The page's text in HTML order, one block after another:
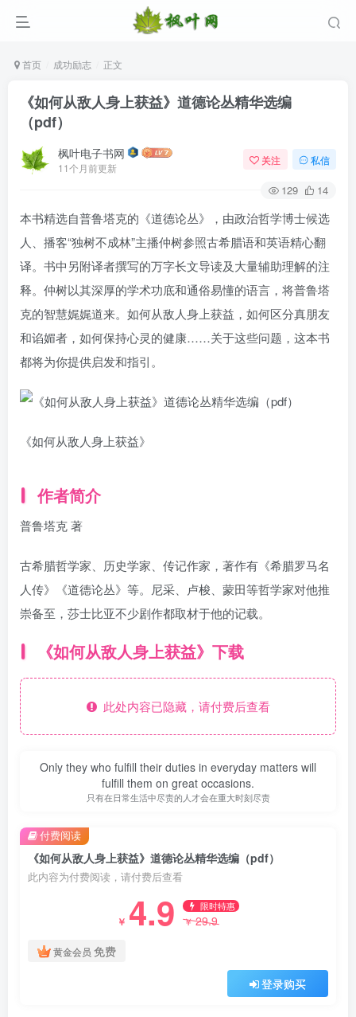
首页 成功励志 正文
《如何从敌人身上获益》道德论丛精华选编
（pdf）
枫叶电子书网
11个月前更新
关注 私信
129 14
本书精选自普鲁塔克的《道德论丛》，由政治哲学博士候选
人、播客“独树不成林”主播仲树参照古希腊语和英语精心翻
译。书中另附译者撰写的万字长文导读及大量辅助理解的注
释。仲树以其深厚的学术功底和通俗易懂的语言，将普鲁塔
克的智慧娓娓道来。如何从敌人身上获益，如何区分真朋友
和谄媚者，如何保持心灵的健康……关于这些问题，这本书
都将为你提供启发和指引。
《如何从敌人身上获益》
作者简介
普鲁塔克 著
古希腊哲学家、历史学家、传记作家，著作有《希腊罗马名
人传》《道德论丛》等。尼采、卢梭、蒙田等哲学家对他推
崇备至，莎士比亚不少剧作都取材于他的记载。
《如何从敌人身上获益》下载
此处内容已隐藏，请付费后查看
Only they who fulfill their duties in everyday matters will
fulfill them on great occasions.
只有在日常生活中尽责的人才会在重大时刻尽责
《如何从敌人身上获益》道德论丛精华选编（pdf）
此内容为付费阅读，请付费后查看
￥ 4.9 限时特惠
￥29.9
黄金会员 免费
登录购买
付费阅读